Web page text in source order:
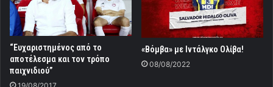
“Eυχαριστημένος από το
αποτέλεσμα και τον τρόπο
παιχνιδιού”
«Βόμβα» με Iντάλγκο Ολίβα!
08/08/2022